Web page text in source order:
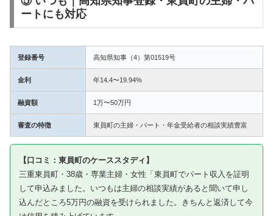
ートにも対応
登録番号 高知県知事（4）第01519号
金利 年14.4〜19.94%
融資額 1万〜50万円
審査の特徴 東員町の主婦・パート・年金受給者の相談実績豊富
【口コミ：東員町のケーススタディ】
三重東員町・38歳・専業主婦・女性「東員町でパート収入を証明
して申込みました。いつもは主婦の相談実績があると聞いて申し
込んだところ5万円の融資を受けられました。きちんと返済して今